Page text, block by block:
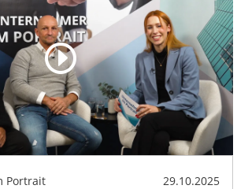
Portrait 29.10.2025